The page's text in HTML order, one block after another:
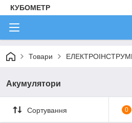
КУБОМЕТР
Товари
Акумулятори
Сортування 0